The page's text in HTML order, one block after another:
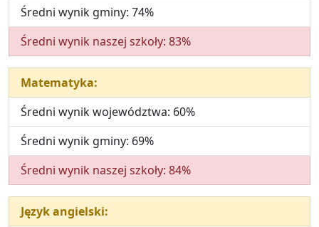
Średni wynik gminy: 74%
Średni wynik naszej szkoły: 83%
Matematyka:
Średni wynik województwa: 60%
Średni wynik gminy: 69%
Średni wynik naszej szkoły: 84%
Język angielski: